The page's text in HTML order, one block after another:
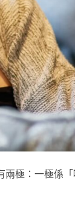
極：一極係